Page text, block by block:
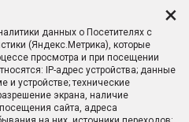
Минпросвещения
России
×
данных о Посетителях с
(Яндекс.Метрика), которые
просмотра и при посещении
IP-адрес устройства; данные
и устройстве; технические
экрана, наличие
сайта, адреса